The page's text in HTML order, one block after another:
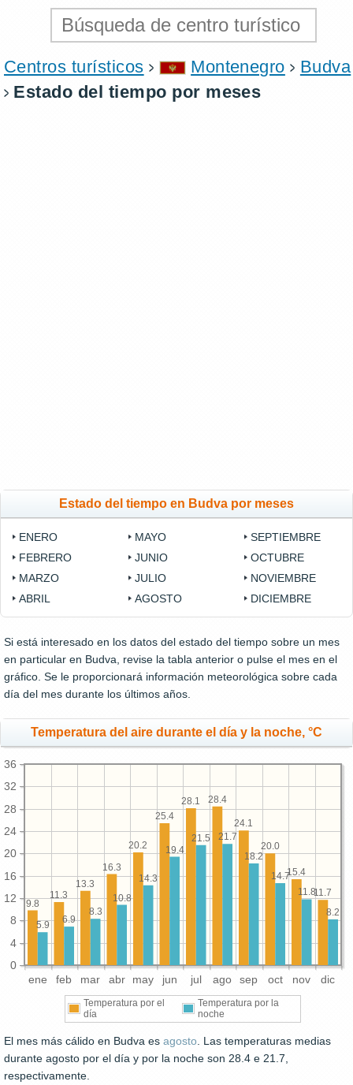
Centros turísticos Montenegro
Budva
Estado del tiempo por meses
Estado del tiempo en Budva por meses
ENERO
FEBRERO
MARZO
ABRIL
MAYO
JUNIO
JULIO
AGOSTO
SEPTIEMBRE
OCTUBRE
NOVIEMBRE
DICIEMBRE
Si está interesado en los datos del estado del tiempo sobre un mes
en particular en Budva, revise la tabla anterior o pulse el mes en el
gráfico. Se le proporcionará información meteorológica sobre cada
día del mes durante los últimos años.
Temperatura del aire durante el día y la noche, °C
ene feb mar abr may jun jul ago sep oct nov dic
0
4
8
12
16
20
24
28
32
36
11.7
15.4
20.0
24.1
28.4
28.1
25.4
20.2
16.3
13.3
11.3
9.8
8.2
11.8
14.7
18.2
21.7
21.5
19.4
14.3
10.8
8.3
6.9
5.9
Temperatura por el
día
Temperatura por la
noche
El mes más cálido en Budva es agosto . Las temperaturas medias
durante agosto por el día y por la noche son 28.4 e 21.7,
respectivamente.